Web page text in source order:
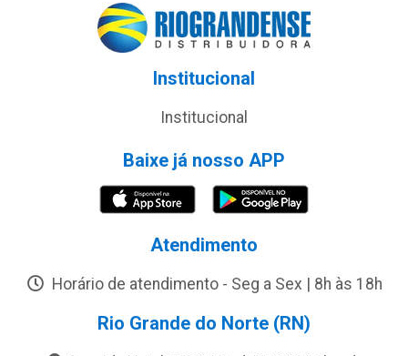
Institucional
Institucional
Baixe já nosso APP
Atendimento
Horário de atendimento - Seg a Sex | 8h às 18h
Rio Grande do Norte (RN)